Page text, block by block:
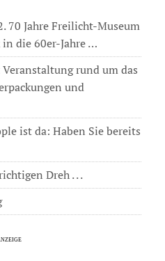
70 Jahre Freilicht-Museum
die 60er-Jahre …
rund um das
und
ist da: Haben Sie bereits
Dreh . . .